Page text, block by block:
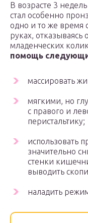
В возрасте 3
стал особенно
одно и то же время
руках,
младенческих
помощь
массировать
мягкими, но
с правого и
перистальтику;
использовать
значительно
стенки
выводить
наладить